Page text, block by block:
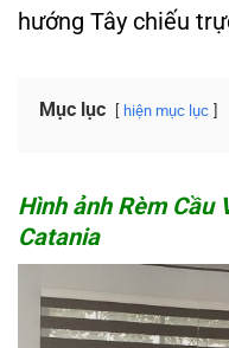
hướng Tây chiếu
Mục lục hiện mục lục
Hình ảnh Rèm Cầu
Catania